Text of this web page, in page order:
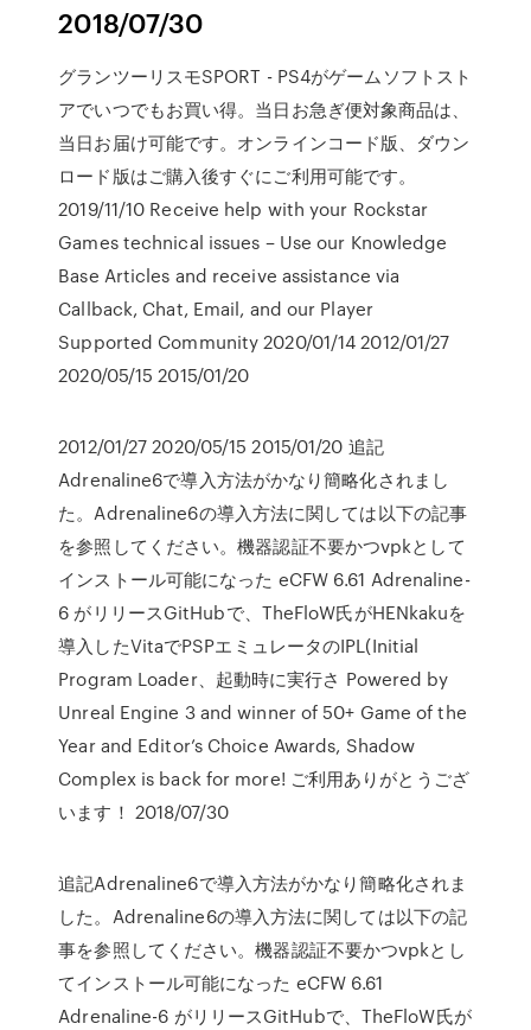
2018/07/30
グランツーリスモSPORT - PS4がゲームソフトスト
アでいつでもお買い得。当日お急ぎ便対象商品は、
当日お届け可能です。オンラインコード版、ダウン
ロード版はご購入後すぐにご利用可能です。
2019/11/10 Receive help with your Rockstar
Games technical issues – Use our Knowledge
Base Articles and receive assistance via
Callback, Chat, Email, and our Player
Supported Community 2020/01/14 2012/01/27
2020/05/15 2015/01/20
2012/01/27 2020/05/15 2015/01/20 追記
Adrenaline6で導入方法がかなり簡略化されまし
た。Adrenaline6の導入方法に関しては以下の記事
を参照してください。機器認証不要かつvpkとして
インストール可能になった eCFW 6.61 Adrenaline-
6 がリリースGitHubで、TheFloW氏がHENkakuを
導入したVitaでPSPエミュレータのIPL(Initial
Program Loader、起動時に実行さ Powered by
Unreal Engine 3 and winner of 50+ Game of the
Year and Editor’s Choice Awards, Shadow
Complex is back for more! ご利用ありがとうござ
います！ 2018/07/30
追記Adrenaline6で導入方法がかなり簡略化されま
した。Adrenaline6の導入方法に関しては以下の記
事を参照してください。機器認証不要かつvpkとし
てインストール可能になった eCFW 6.61
Adrenaline-6 がリリースGitHubで、TheFloW氏が